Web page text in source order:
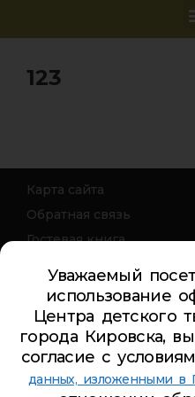
123
Карта сайта
Обратная связь
Гостевая книга
Телефон Ленина 5: 5-44-85
Телефон Ленина 9а:4-84-
Телефон Дзержинского
Телефон Советская 8:5-
Адрес электронной
Уважаемый
использование
Центра детского
города Кировска,
согласие с
данных, изложенными в